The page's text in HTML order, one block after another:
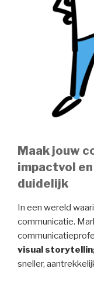
Maak jouw
impactvol
duidelijk
In een wereld
communicatie.
visual
sneller,